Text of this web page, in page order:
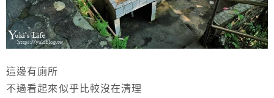
這邊有廁所
不過看起來似乎比較沒在清理